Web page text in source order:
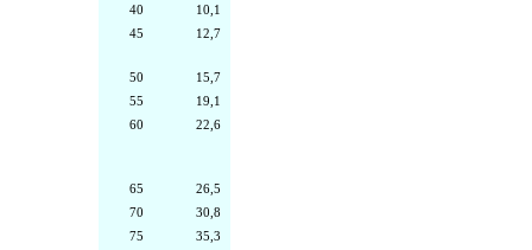
40
10,1
45
12,7
50
15,7
55
19,1
60
22,6
65
26,5
70
30,8
75
35,3